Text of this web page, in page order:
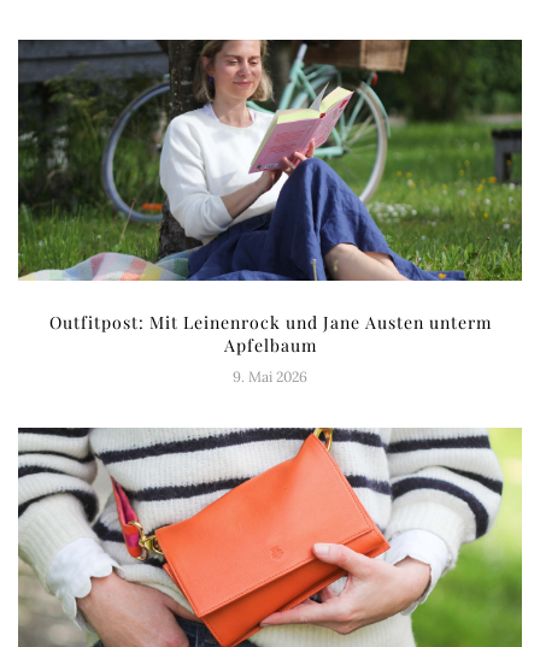
Outfitpost: Mit Leinenrock und Jane Austen unterm
Apfelbaum
9. Mai 2026